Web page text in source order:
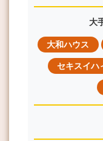
大
大和ハウス
セキスイハ